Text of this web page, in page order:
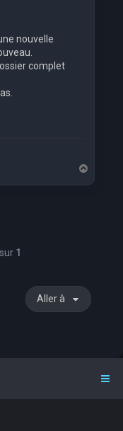
nouvelle
complet
a
sur 1
Aller à